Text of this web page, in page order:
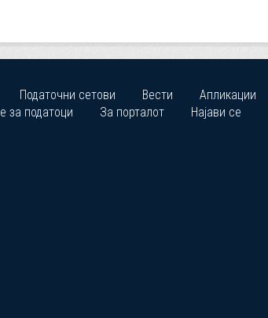
Податочни сетови Вести Апликации
за податоци
За порталот Најави се